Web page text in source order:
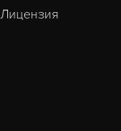
Лицензия